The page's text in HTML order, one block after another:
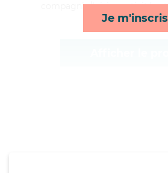
Je m'inscris
compagnie/loisirs, activités et